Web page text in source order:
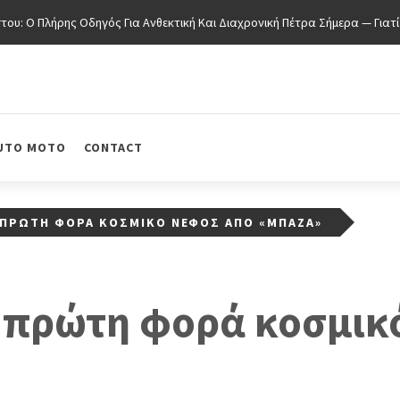
Ο Πλήρης Οδηγός Για Ανθεκτική Και Διαχρονική Πέτρα Σήμερα —
MOTO CONTACT
ΠΡΏΤΗ ΦΟΡΆ ΚΟΣΜΙΚΌ ΝΈΦΟΣ ΑΠΌ «ΜΠΆΖΑ»
πρώτη φορά